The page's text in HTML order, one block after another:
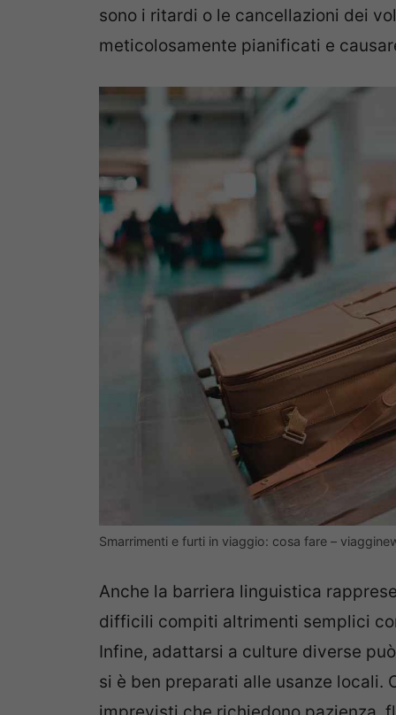
sono i ritardi o le cancellazioni dei
meticolosamente pianificati e
Smarrimenti e furti in viaggio: cosa fare –
Anche la barriera linguistica
difficili compiti altrimenti semplici
Infine, adattarsi a culture diverse
si è ben preparati alle usanze locali.